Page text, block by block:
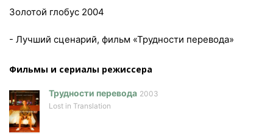
Золотой глобус 2004
- Лучший сценарий, фильм «Трудности перевода»
Фильмы и сериалы режисcера
Трудности перевода 2003
Lost in Translation